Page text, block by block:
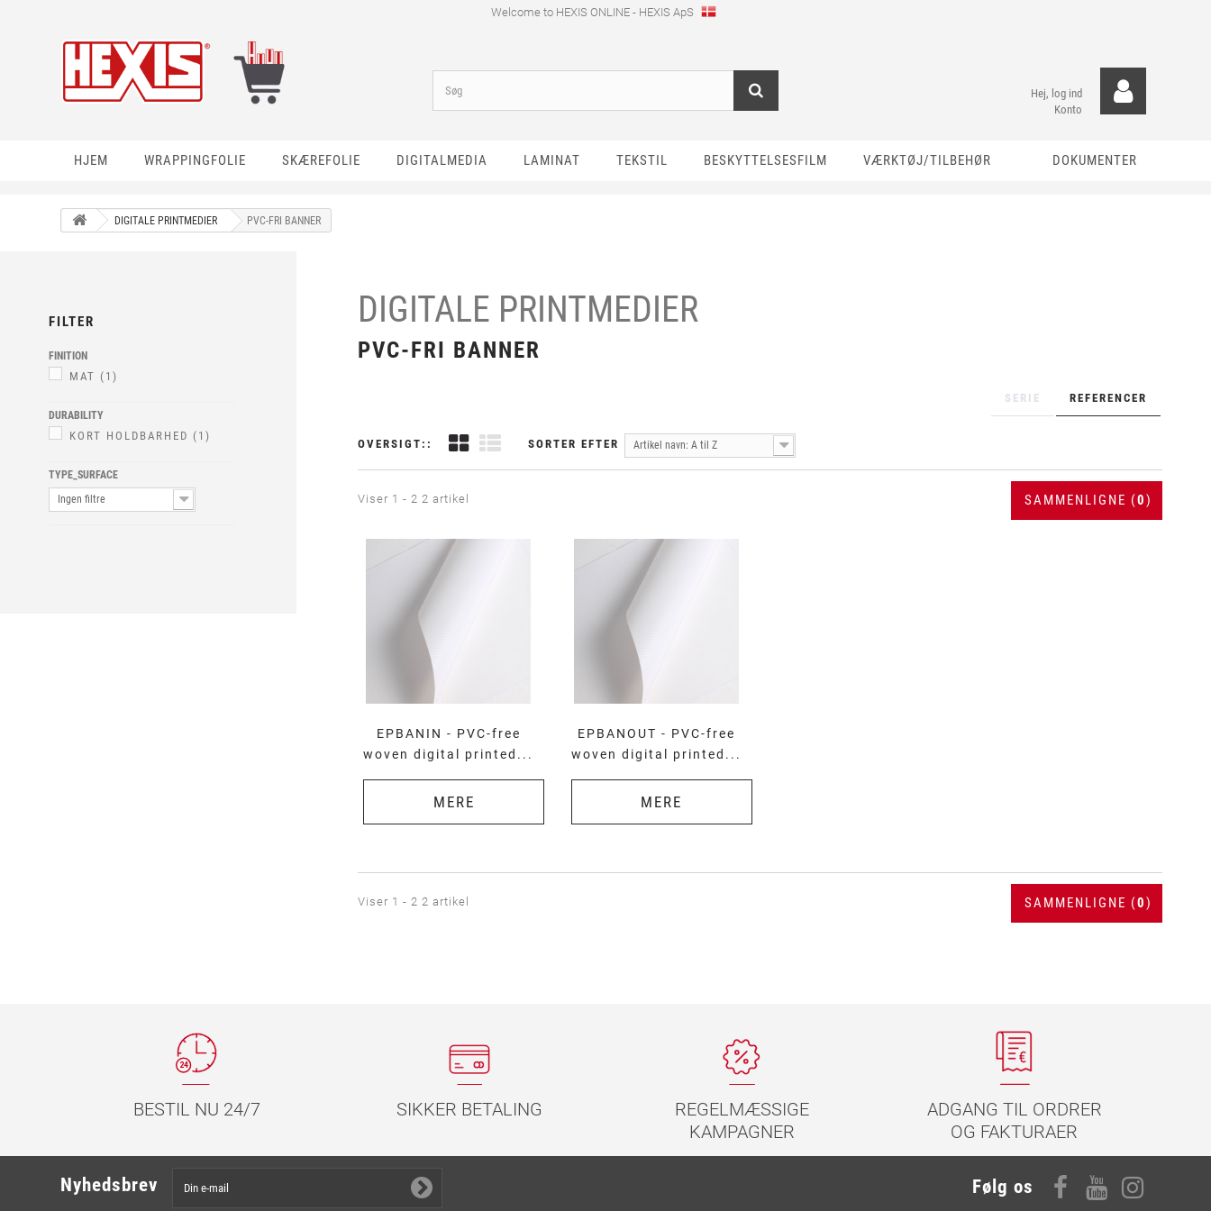
Welcome to HEXIS ONLINE - HEXIS ApS
Hej, log ind
Konto
HJEM WRAPPINGFOLIE SKÆREFOLIE DIGITALMEDIA LAMINAT TEKSTIL BESKYTTELSESFILM VÆRKTØJ/TILBEHØR DOKUMENTER
DIGITALE PRINTMEDIER PVC-FRI BANNER
FILTER
FINITION
MAT (1)
DURABILITY
KORT HOLDBARHED (1)
TYPE_SURFACE
Ingen filtre
DIGITALE PRINTMEDIER
PVC-FRI BANNER
REFERENCER
SERIE
OVERSIGT:: SORTER EFTER Artikel navn: A til Z
SAMMENLIGNE (0)
Viser 1 - 2 2 artikel
EPBANIN - PVC-free
woven digital printed...
MERE
EPBANOUT - PVC-free
woven digital printed...
MERE
SAMMENLIGNE (0)
Viser 1 - 2 2 artikel
BESTIL NU 24/7 SIKKER BETALING
REGELMÆSSIGE
KAMPAGNER
ADGANG TIL ORDRER
OG FAKTURAER
Nyhedsbrev Følg os